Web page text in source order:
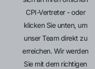
CPI-Vertreter - oder
klicken Sie unten, um
unser Team direkt zu
erreichen. Wir werden
Sie mit dem richtigen